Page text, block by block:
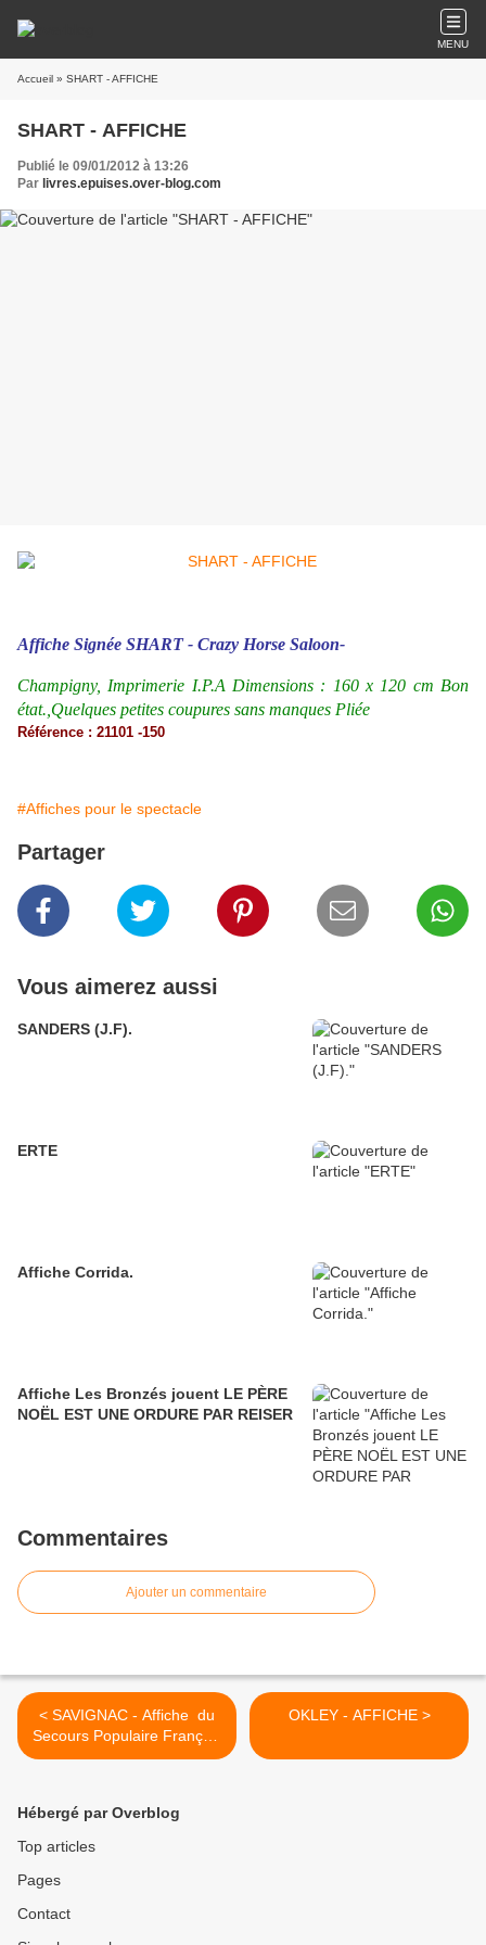
MENU
Accueil » SHART - AFFICHE
SHART - AFFICHE
Publié le 09/01/2012 à 13:26
Par livres.epuises.over-blog.com
Affiche Signée SHART - Crazy Horse Saloon-
Champigny, Imprimerie I.P.A Dimensions : 160 x 120 cm Bon
état.,Quelques petites coupures sans manques Pliée
Référence : 21101 -150
#Affiches pour le spectacle
Partager
Vous aimerez aussi
SANDERS (J.F).
ERTE
Affiche Corrida.
Affiche Les Bronzés jouent LE PÈRE
NOËL EST UNE ORDURE PAR REISER
Commentaires
Ajouter un commentaire
< SAVIGNAC - Affiche du
Secours Populaire Français
- Montrez leur la mer
OKLEY - AFFICHE >
Hébergé par Overblog
Top articles
Pages
Contact